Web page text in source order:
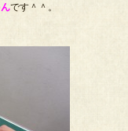
です＾＾。